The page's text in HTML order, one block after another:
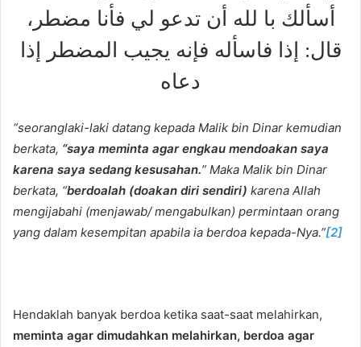
أسألك با لله أن تدعو لي فأنا مضطر،
قال: إذا فاسأله فإنه يجيب المضطر إذا
دعاه
“seoranglaki-laki datang kepada Malik bin Dinar kemudian
berkata, “saya meminta agar engkau mendoakan saya
karena saya sedang kesusahan.” Maka Malik bin Dinar
berkata, “berdoalah (doakan diri sendiri) karena Allah
mengijabahi (menjawab/ mengabulkan) permintaan orang
yang dalam kesempitan apabila ia berdoa kepada-Nya.”[2]
Hendaklah banyak berdoa ketika saat-saat melahirkan,
meminta agar dimudahkan melahirkan, berdoa agar